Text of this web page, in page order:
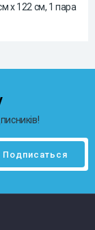
x 122 см, 1 пара